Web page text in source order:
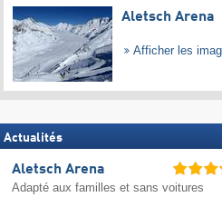
Aletsch Arena
Afficher les
Actualités
Aletsch Arena
Adapté aux familles et sans voitures